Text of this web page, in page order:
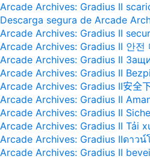
Arcade Archives: Gradius II
Descarga segura de Arcade
Arcade Archives: Gradius II
Arcade Archives: Gradius II 안전
Arcade Archives: Gradius II
Arcade Archives: Gradius II
Arcade Archives: Gradius II安全
Arcade Archives: Gradius II
Arcade Archives: Gradius II
Arcade Archives: Gradius II Tải
Arcade Archives: Gradius IIดาว
Arcade Archives: Gradius II